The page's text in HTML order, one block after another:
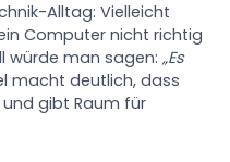
Alltag: Vielleicht
Computer nicht richtig
würde man sagen:„Es
macht deutlich, dass
gibt Raum für